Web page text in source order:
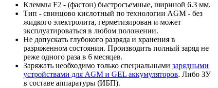
Клеммы F2 - (фастон) быстросъемные, шириной 6.3 мм.
Тип - свинцово кислотный по технологии AGM - без
жидкого электролита, герметизирован и может
эксплуатироваться в любом положении.
Не допускать глубокого разряда и хранения в
разряженном состоянии. Производить полный заряд не
реже одного раза в 6 месяцев.
Заряжать необходимо только специальными зарядными
устройствами для AGM и GEL аккумуляторов. Либо ЗУ
в составе аппаратуры (ИБП).